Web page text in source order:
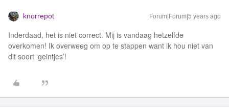
knorrepot Forum|Forum|5 years ago
Inderdaad, het is niet correct. Mij is vandaag hetzelfde
overkomen! Ik overweeg om op te stappen want ik hou niet van
dit soort ‘geintjes’!